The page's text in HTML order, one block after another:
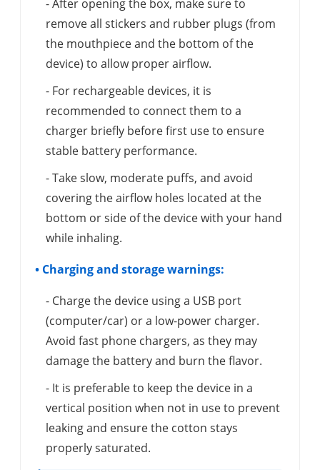
- After opening the box, make sure to
remove all stickers and rubber plugs (from
the mouthpiece and the bottom of the
device) to allow proper airflow.
- For rechargeable devices, it is
recommended to connect them to a
charger briefly before first use to ensure
stable battery performance.
- Take slow, moderate puffs, and avoid
covering the airflow holes located at the
bottom or side of the device with your hand
while inhaling.
• Charging and storage warnings:
- Charge the device using a USB port
(computer/car) or a low-power charger.
Avoid fast phone chargers, as they may
damage the battery and burn the flavor.
- It is preferable to keep the device in a
vertical position when not in use to prevent
leaking and ensure the cotton stays
properly saturated.